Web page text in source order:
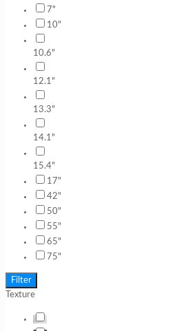
7"
10"
10.6"
12.1"
13.3"
14.1"
15.4"
17"
42"
50"
55"
65"
75"
Filter
Texture